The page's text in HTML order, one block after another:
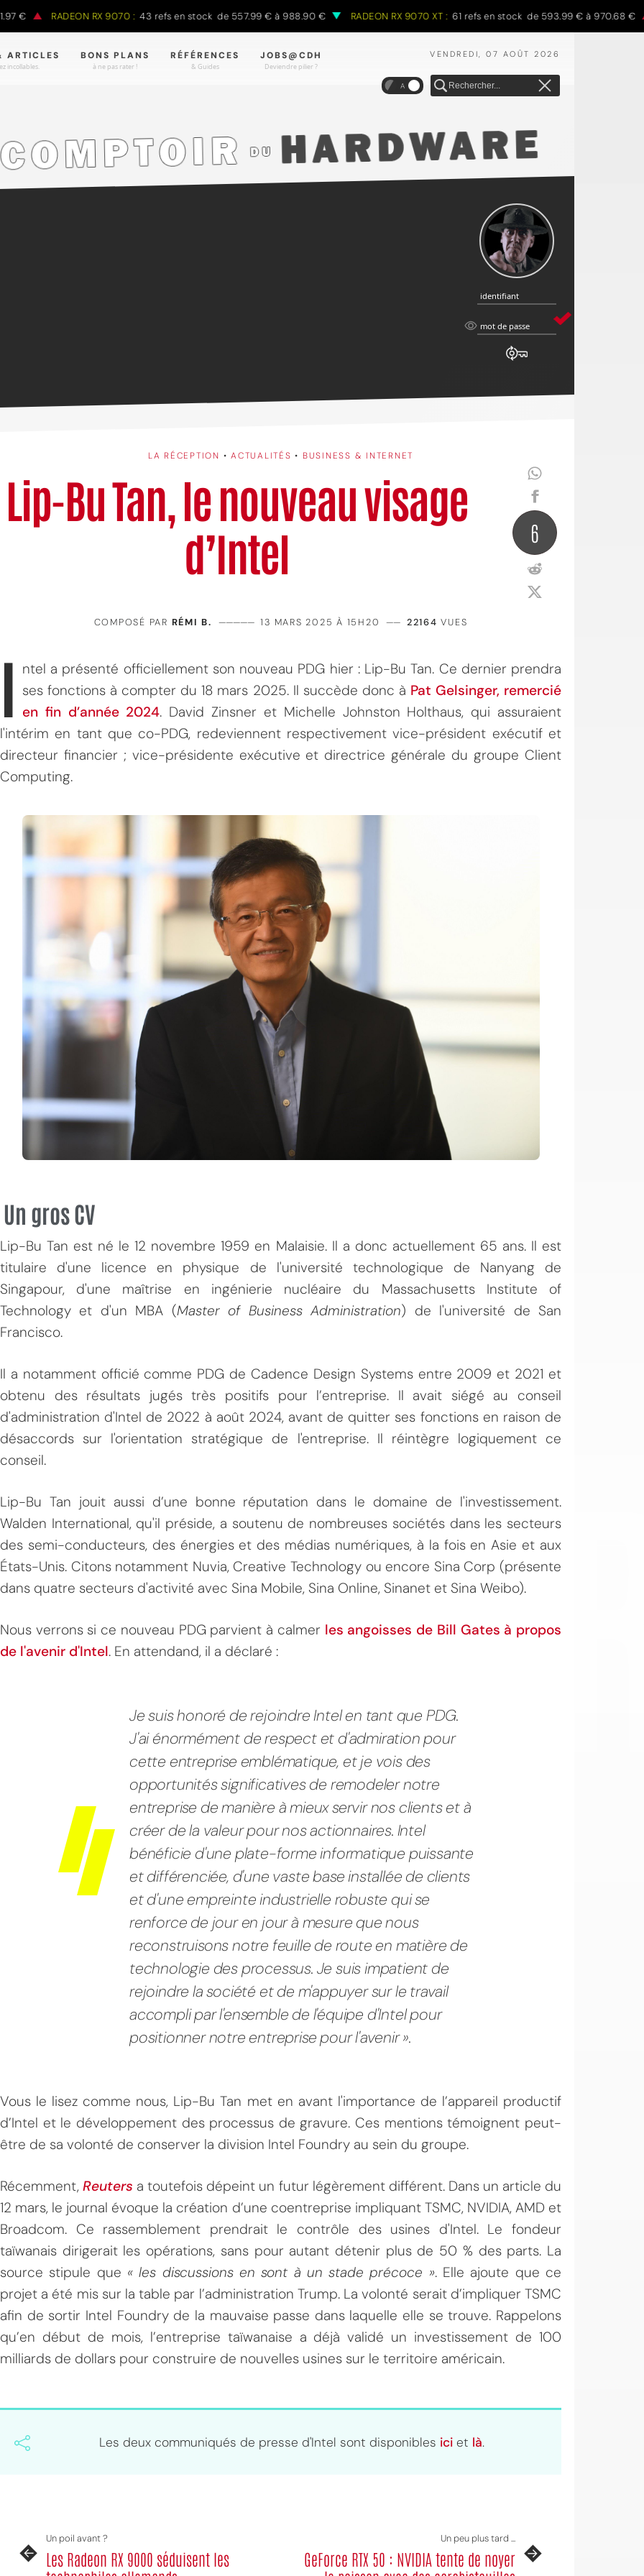
€ RADEON RX 9070 : 43 refs en stock de 557.99 € à 988.90 € RADEON RX 9070 XT : 61 refs en stock de 593.99 € à 970.68 €
VENDREDI, 07 AOÛT 2026
ARTICLES
incollables.
BONS PLANS
à ne pas rater !
RÉFÉRENCES
& Guides
JOBS@CDH
Deviendre pilier ?
A
identifiant
identifiant
mot
mot de passe
LA RÉCEPTION •ACTUALITÉS • BUSINESS & INTERNET
Lip-Bu Tan, le nouveau visage
d’Intel
6
COMPOSÉ PAR RÉMI B. ————— 13 MARS 2025 À 15H20 —— 22164 VUES
I ntel a présenté officiellement son nouveau PDG hier : Lip-Bu Tan. Ce dernier prendra
ses fonctions à compter du 18 mars 2025. Il succède donc à Pat Gelsinger, remercié
en fin d’année 2024. David Zinsner et Michelle Johnston Holthaus, qui assuraient
l'intérim en tant que co-PDG, redeviennent respectivement vice-président exécutif et
directeur financier ; vice-présidente exécutive et directrice générale du groupe Client
Computing.
Un gros CV
Lip-Bu Tan est né le 12 novembre 1959 en Malaisie. Il a donc actuellement 65 ans. Il est
titulaire d'une licence en physique de l'université technologique de Nanyang de
Singapour, d'une maîtrise en ingénierie nucléaire du Massachusetts Institute of
Technology et d'un MBA (Master of Business Administration) de l'université de San
Francisco.
Il a notamment officié comme PDG de Cadence Design Systems entre 2009 et 2021 et
obtenu des résultats jugés très positifs pour l’entreprise. Il avait siégé au conseil
d'administration d'Intel de 2022 à août 2024, avant de quitter ses fonctions en raison de
désaccords sur l'orientation stratégique de l'entreprise. Il réintègre logiquement ce
conseil.
Lip-Bu Tan jouit aussi d’une bonne réputation dans le domaine de l'investissement.
Walden International, qu'il préside, a soutenu de nombreuses sociétés dans les secteurs
des semi-conducteurs, des énergies et des médias numériques, à la fois en Asie et aux
États-Unis. Citons notamment Nuvia, Creative Technology ou encore Sina Corp (présente
dans quatre secteurs d'activité avec Sina Mobile, Sina Online, Sinanet et Sina Weibo).
Nous verrons si ce nouveau PDG parvient à calmer les angoisses de Bill Gates à propos
de l'avenir d'Intel. En attendand, il a déclaré :
Je suis honoré de rejoindre Intel en tant que PDG.
J'ai énormément de respect et d'admiration pour
cette entreprise emblématique, et je vois des
opportunités significatives de remodeler notre
entreprise de manière à mieux servir nos clients et à
créer de la valeur pour nos actionnaires. Intel
bénéficie d'une plate-forme informatique puissante
et différenciée, d'une vaste base installée de clients
et d'une empreinte industrielle robuste qui se
renforce de jour en jour à mesure que nous
reconstruisons notre feuille de route en matière de
technologie des processus. Je suis impatient de
rejoindre la société et de m'appuyer sur le travail
accompli par l'ensemble de l'équipe d'Intel pour
positionner notre entreprise pour l'avenir ».
Vous le lisez comme nous, Lip-Bu Tan met en avant l'importance de l’appareil productif
d’Intel et le développement des processus de gravure. Ces mentions témoignent peut-
être de sa volonté de conserver la division Intel Foundry au sein du groupe.
Récemment,Reuters a toutefois dépeint un futur légèrement différent. Dans un article du
12 mars, le journal évoque la création d’une coentreprise impliquant TSMC, NVIDIA, AMD et
Broadcom. Ce rassemblement prendrait le contrôle des usines d'Intel. Le fondeur
taïwanais dirigerait les opérations, sans pour autant détenir plus de 50 % des parts. La
source stipule que « les discussions en sont à un stade précoce ». Elle ajoute que ce
projet a été mis sur la table par l’administration Trump. La volonté serait d’impliquer TSMC
afin de sortir Intel Foundry de la mauvaise passe dans laquelle elle se trouve. Rappelons
qu’en début de mois, l’entreprise taïwanaise a déjà validé un investissement de 100
milliards de dollars pour construire de nouvelles usines sur le territoire américain.
Les deux communiqués de presse d'Intel sont disponibles ici et là.
Un poil avant ?
Les Radeon RX 9000 séduisent les
Un peu plus tard ...
GeForce RTX 50 : NVIDIA tente de noyer